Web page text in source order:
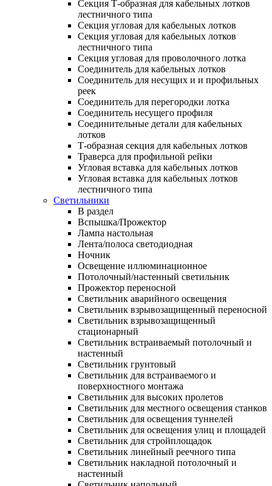
Секция Т-образная для кабельных лотков
лестничного типа
Секция угловая для кабельных лотков
Секция угловая для кабельных лотков
лестничного типа
Секция угловая для проволочного лотка
Соединитель для кабельных лотков
Соединитель для несущих и и профильных
реек
Соединитель для перегородки лотка
Соединитель несущего профиля
Соединительные детали для кабельных
лотков
Т-образная секция для кабельных лотков
Траверса для профильной рейки
Угловая вставка для кабельных лотков
Угловая вставка для кабельных лотков
лестничного типа
Светильники
В раздел
Вспышка/Прожектор
Лампа настольная
Лента/полоса светодиодная
Ночник
Освещение иллюминационное
Потолочный/настенный светильник
Прожектор переносной
Светильник аварийного освещения
Светильник взрывозащищенный переносной
Светильник взрывозащищенный
стационарный
Светильник встраиваемый потолочный и
настенный
Светильник грунтовый
Светильник для встраиваемого и
поверхностного монтажа
Светильник для высоких пролетов
Светильник для местного освещения станков
Светильник для освещения туннелей
Светильник для освещения улиц и площадей
Светильник для стройплощадок
Светильник линейный реечного типа
Светильник накладной потолочный и
настенный